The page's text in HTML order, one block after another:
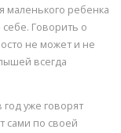
маленького ребенка
Говорить о
не может и не
всегда
уже говорят
сами по своей